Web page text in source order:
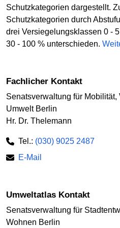
Schutzkategorien dargestellt.
Schutzkategorien durch
drei Versiegelungsklassen 0 -
30 - 100 % unterschieden.
Fachlicher Kontakt
Senatsverwaltung für Mobilität,
Umwelt Berlin
Hr. Dr. Thelemann
Tel.: (030) 9025 2487
E-Mail
Umweltatlas Kontakt
Senatsverwaltung für
Wohnen Berlin